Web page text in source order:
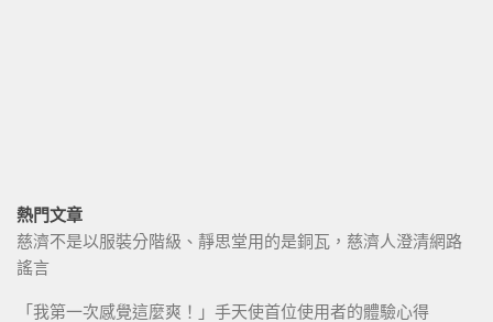
熱門文章
慈濟不是以服裝分階級、靜思堂用的是銅瓦，慈濟人澄清網路
謠言
「我第一次感覺這麼爽！」手天使首位使用者的體驗心得